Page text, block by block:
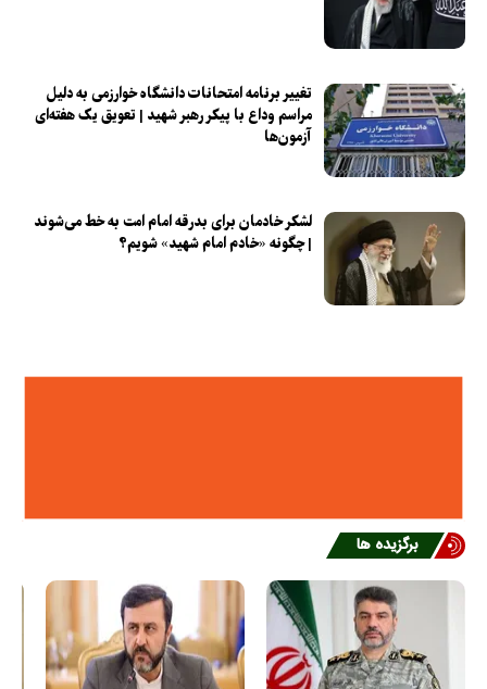
تغییر برنامه امتحانات دانشگاه خوارزمی به دلیل
مراسم وداع با پیکر رهبر شهید | تعویق یک هفته‌ای
آزمون‌ها
لشکر خادمان برای بدرقه امام امت به خط می‌شوند
| چگونه «خادم امام شهید» شویم؟
برگزیده ها